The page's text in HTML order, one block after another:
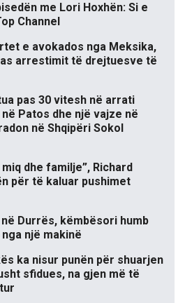
me Lori Hoxhën: Si e
Channel
e avokados nga Meksika,
arrestimit të drejtuesve të
pas 30 vitesh në arrati
Patos dhe një vajze në
në Shqipëri Sokol
dhe familje”, Richard
për të kaluar pushimet
Durrës, këmbësori humb
një makinë
ka nisur punën për shuarjen
sfidues, na gjen më të